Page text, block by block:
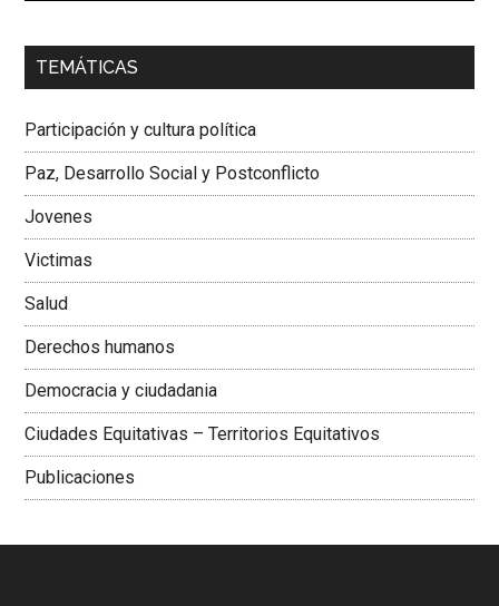
00:00 01:04
Dra. Carolina Corcho Mejía,Presidenta Corporación
Colombiana
TEMÁTICAS
Participación y cultura política
Paz, Desarrollo Social y Postconflicto
Jovenes
Victimas
Salud
Derechos humanos
Democracia y ciudadania
Ciudades Equitativas – Territorios Equitativos
Publicaciones